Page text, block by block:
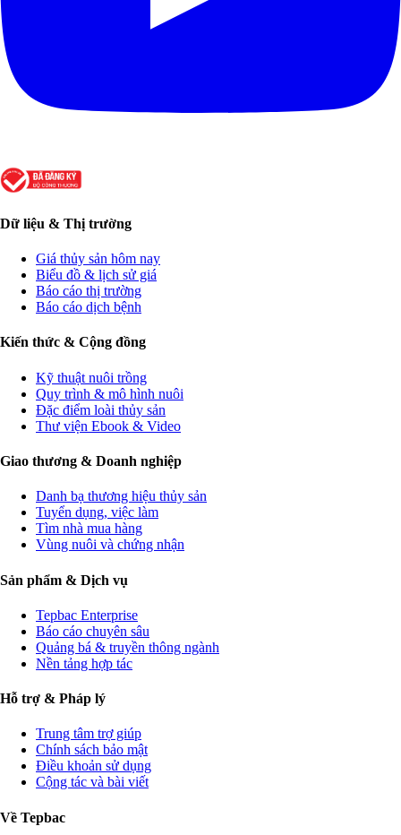
Dữ liệu & Thị trường
Giá thủy sản hôm nay
Biểu đồ & lịch sử giá
Báo cáo thị trường
Báo cáo dịch bệnh
Kiến thức & Cộng đồng
Kỹ thuật nuôi trồng
Quy trình & mô hình nuôi
Đặc điểm loài thủy sản
Thư viện Ebook & Video
Giao thương & Doanh nghiệp
Danh bạ thương hiệu thủy sản
Tuyển dụng, việc làm
Tìm nhà mua hàng
Vùng nuôi và chứng nhận
Sản phẩm & Dịch vụ
Tepbac Enterprise
Báo cáo chuyên sâu
Quảng bá & truyền thông ngành
Nền tảng hợp tác
Hỗ trợ & Pháp lý
Trung tâm trợ giúp
Chính sách bảo mật
Điều khoản sử dụng
Cộng tác và bài viết
Về Tepbac